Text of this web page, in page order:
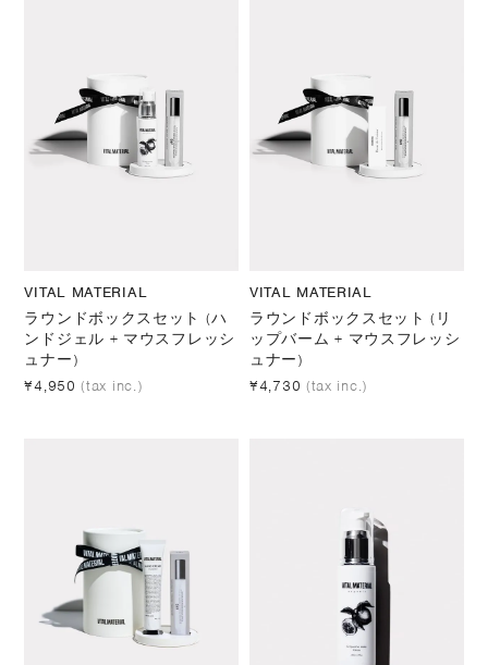
VITAL MATERIAL
ラウンドボックスセット (ハ
ンドジェル + マウスフレッシ
ュナー)
¥4,950 (tax inc.)
VITAL MATERIAL
ラウンドボックスセット (リ
ップバーム + マウスフレッシ
ュナー)
¥4,730 (tax inc.)